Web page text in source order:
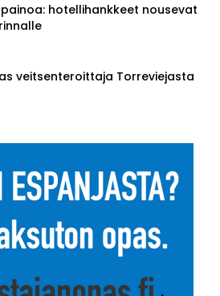
hotellihankkeet nousevat
veitsenteroittaja Torreviejasta